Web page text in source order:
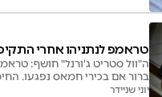
טראמפ לנתניהו אחרי
ה"וול סטריט ג'ורנל" חושף:
ברור אם בכירי חמאס נפגעו.
יוני שניידר